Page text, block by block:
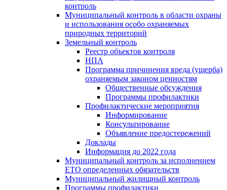
контроль
Муниципальный контроль в области охраны
и использования особо охраняемых
природных территорий
Земельный контроль
Реестр объектов контроля
НПА
Программа причинения вреда (ущерба)
охраняемым законом ценностям
Общественные обсуждения
Программы профилактики
Профилактические мероприятия
Информирование
Консультирование
Объявление предостережений
Доклады
Информация до 2022 года
Муниципальный контроль за исполнением
ЕТО определенных обязательств
Муниципальный жилищный контроль
Программы профилактики